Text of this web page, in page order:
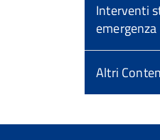
Interventi
emergenza
Altri